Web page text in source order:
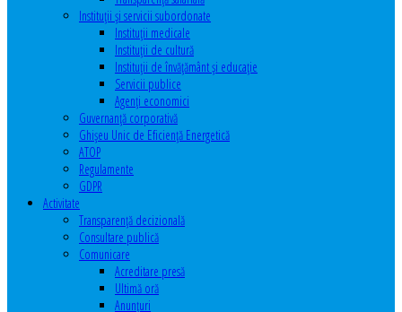
Instituţii şi servicii subordonate
Instituţii medicale
Instituţii de cultură
Instituţii de învăţământ şi educaţie
Servicii publice
Agenţi economici
Guvernanță corporativă
Ghişeu Unic de Eficienţă Energetică
ATOP
Regulamente
GDPR
Activitate
Transparenţă decizională
Consultare publică
Comunicare
Acreditare presă
Ultimă oră
Anunţuri